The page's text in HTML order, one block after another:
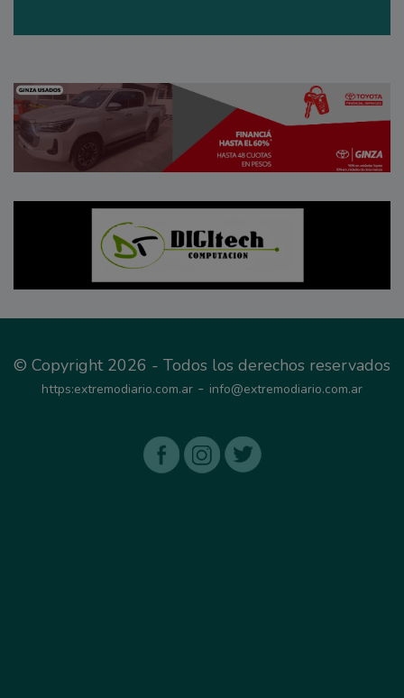
© Copyright 2026 - Todos los derechos reservados
https:extremodiario.com.ar - info@extremodiario.com.ar